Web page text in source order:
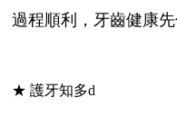
過程順利，牙齒健康先
★ 護牙知多d